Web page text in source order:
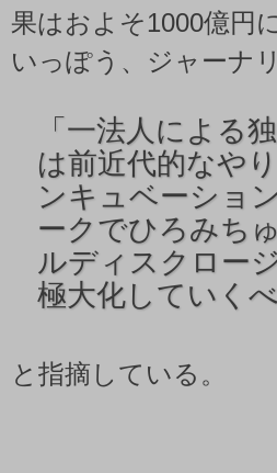
果はおよそ1000億円
いっぽう、ジャーナ
「 一法人による
は前近代的なや
ンキュベーショ
ークでひろみち
ルディスクロー
極大化していく
と指摘している。